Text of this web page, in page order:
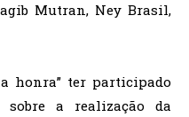
Mutran, Ney Brasil,
honra” ter participado
a realização da